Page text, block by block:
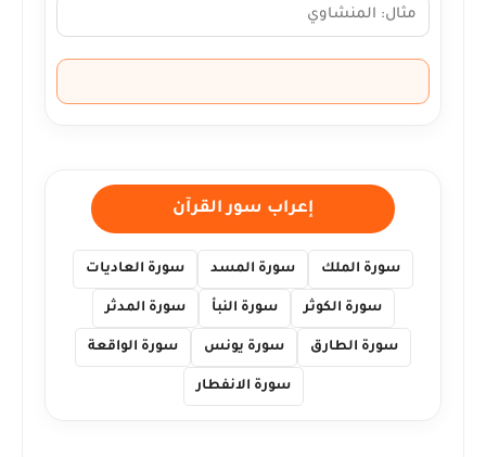
إعراب سور القرآن
سورة الملك سورة المسد سورة العاديات
سورة الكوثر سورة النبأ سورة المدثر
سورة الطارق سورة يونس سورة الواقعة
سورة الانفطار